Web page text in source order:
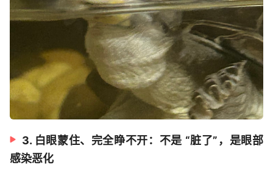
3. 白眼蒙住、完全睁不开：不是 “脏了”，是眼部
感染恶化